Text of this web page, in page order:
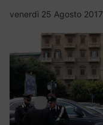
venerdì 25 Agosto 2017